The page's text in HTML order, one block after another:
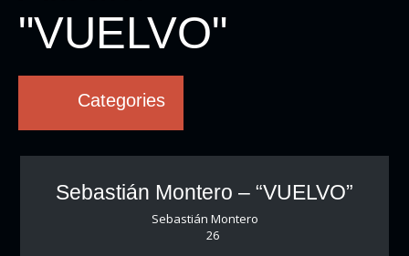
"VUELVO"
Categories
Sebastián Montero – “VUELVO”
Sebastián Montero
26